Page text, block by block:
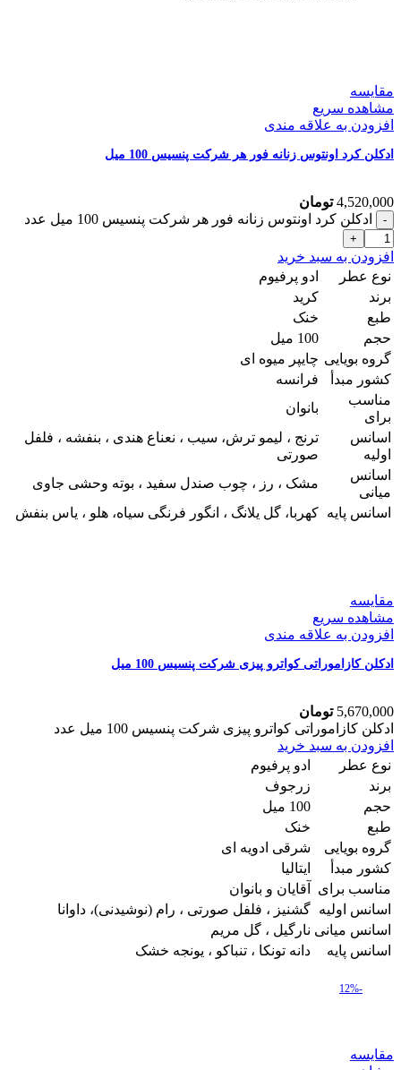
مقایسه
مشاهده سریع
افزودن به علاقه مندی
ادکلن کرد اونتوس زنانه فور هر شرکت پنسیس 100 میل
4,520,000 تومان
ادکلن کرد اونتوس زنانه فور هر شرکت پنسیس 100 میل عدد
افزودن به سبد خرید
نوع عطر
ادو پرفیوم
برند
کرید
طبع
خنک
حجم
100 میل
گروه بویایی چایپر میوه ای
کشور مبدأ
فرانسه
مناسب
برای
بانوان
اسانس
اولیه
ترنج ، لیمو ترش، سیب ، نعناع هندی ، بنفشه ، فلفل
صورتی
اسانس
میانی
مشک ، رز ، چوب صندل سفید ، بوته وحشی جاوی
اسانس پایه کهربا، گل یلانگ ، انگور فرنگی سیاه، هلو ، یاس بنفش
مقایسه
مشاهده سریع
افزودن به علاقه مندی
ادکلن کازاموراتی کواترو پیزی شرکت پنسیس 100 میل
5,670,000 تومان
ادکلن کازاموراتی کواترو پیزی شرکت پنسیس 100 میل عدد
افزودن به سبد خرید
نوع عطر
ادو پرفیوم
برند
زرجوف
حجم
100 میل
طبع
خنک
گروه بویایی
شرقی ادویه ای
کشور مبدأ
ایتالیا
مناسب برای
آقایان و بانوان
اسانس اولیه گشنیز ، فلفل صورتی ، رام (نوشیدنی)، داوانا
اسانس میانی نارگیل ، گل مریم
اسانس پایه
دانه تونکا ، تنباکو ، یونجه خشک
-12%
مقایسه